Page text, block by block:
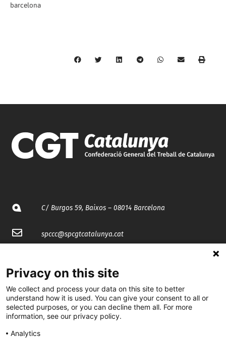
barcelona
C/ Burgos 59, Baixos – 08014 Barcelona
spccc@spcgtcatalunya.cat
@CGTCatalunya
cgtcatalunya
Privacy on this site
We collect and process your data on this site to better
understand how it is used. You can give your consent to all or
selected purposes, or you can decline them all. For more
information, see our privacy policy.
Analytics